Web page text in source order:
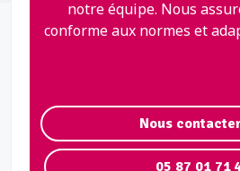
notre équipe. Nous
conforme aux normes et
Nous
05 87 01 71